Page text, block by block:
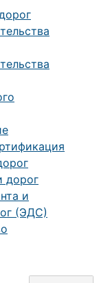
дорог
и
(ЭДС)